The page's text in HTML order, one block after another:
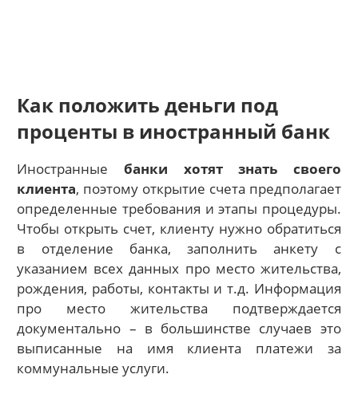
Как положить деньги под
проценты в иностранный банк
Иностранные банки хотят знать своего
клиента, поэтому открытие счета предполагает
определенные требования и этапы процедуры.
Чтобы открыть счет, клиенту нужно обратиться
в отделение банка, заполнить анкету с
указанием всех данных про место жительства,
рождения, работы, контакты и т.д. Информация
про место жительства подтверждается
документально – в большинстве случаев это
выписанные на имя клиента платежи за
коммунальные услуги.